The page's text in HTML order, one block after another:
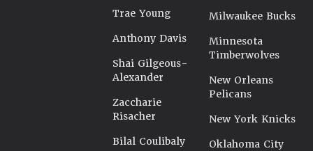
Trae Young
Anthony Davis
Shai Gilgeous-
Alexander
Zaccharie
Risacher
Bilal Coulibaly
Milwaukee Bucks
Minnesota
Timberwolves
New Orleans
Pelicans
New York Knicks
Oklahoma City